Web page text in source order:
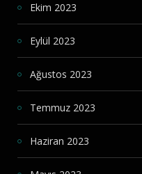
Ekim 2023
Eylül 2023
Ağustos 2023
Temmuz 2023
Haziran 2023